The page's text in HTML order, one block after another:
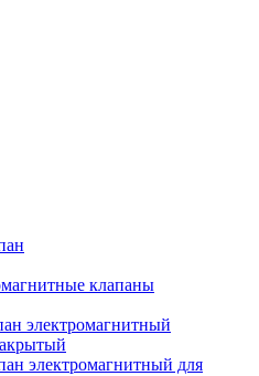
клапаны
электромагнитный
электромагнитный для